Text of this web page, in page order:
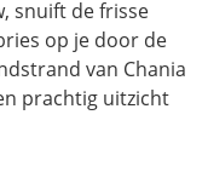
snuift de frisse
op je door de
van Chania
prachtig uitzicht